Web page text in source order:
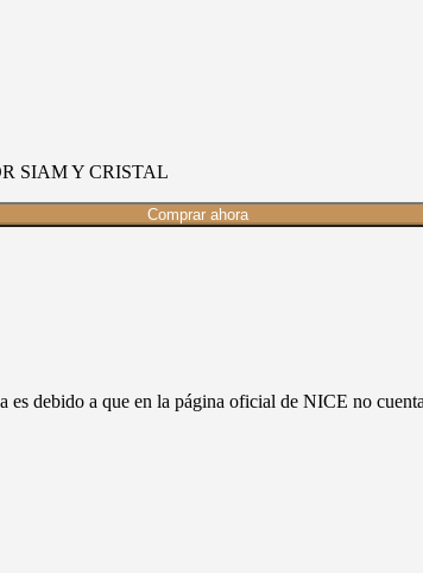
SIAM Y CRISTAL
Comprar ahora
es debido a que en la página oficial de NICE no